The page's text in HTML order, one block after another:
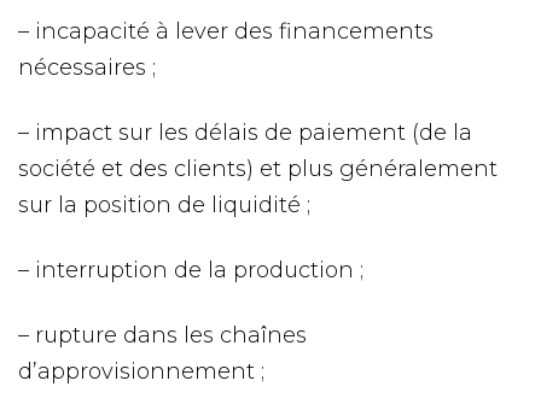
– incapacité à lever des financements
nécessaires ;
– impact sur les délais de paiement (de la
société et des clients) et plus généralement
sur la position de liquidité ;
– interruption de la production ;
– rupture dans les chaînes
d’approvisionnement ;